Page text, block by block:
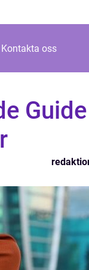
Kontakta oss
Guide